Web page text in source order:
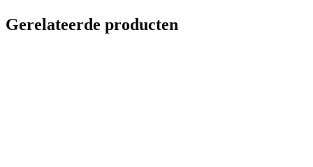
Gerelateerde producten